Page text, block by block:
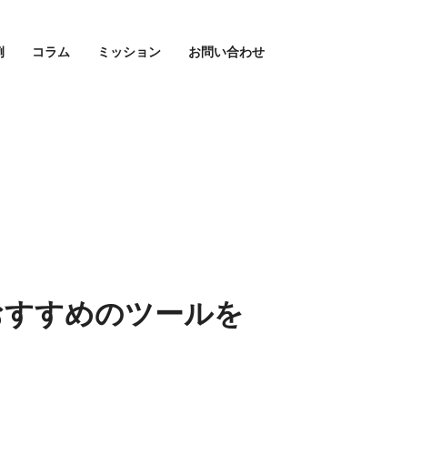
コラム ミッション お問い合わせ
すめのツールを